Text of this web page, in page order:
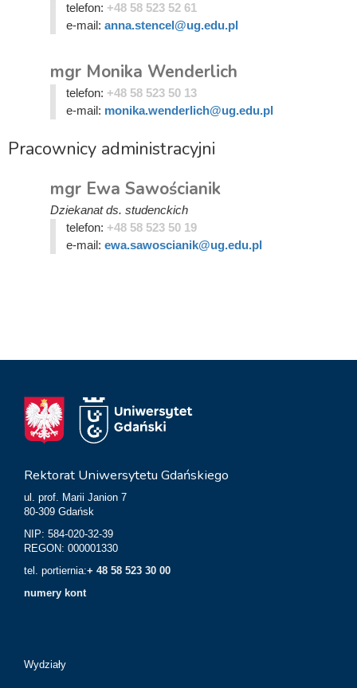
telefon: +48 58 523 52 61
e-mail: anna.stencel@ug.edu.pl
mgr Monika Wenderlich
telefon: +48 58 523 50 13
e-mail: monika.wenderlich@ug.edu.pl
Pracownicy administracyjni
mgr Ewa Sawościanik
Dziekanat ds. studenckich
telefon: +48 58 523 50 19
e-mail: ewa.sawoscianik@ug.edu.pl
Rektorat Uniwersytetu Gdańskiego
ul. prof. Marii Janion 7
80-309 Gdańsk
NIP: 584-020-32-39
REGON: 000001330
tel. portiernia:+ 48 58 523 30 00
numery kont
Wydziały